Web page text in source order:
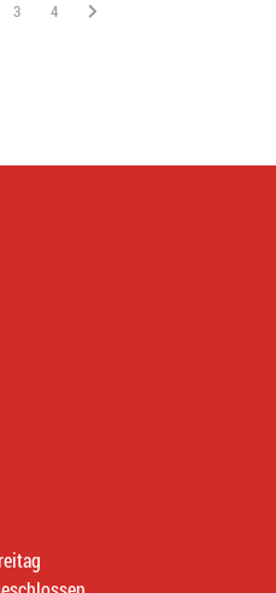
la page
êtes sur la page
Vous êtes sur la page
3 Vous êtes sur la page
4